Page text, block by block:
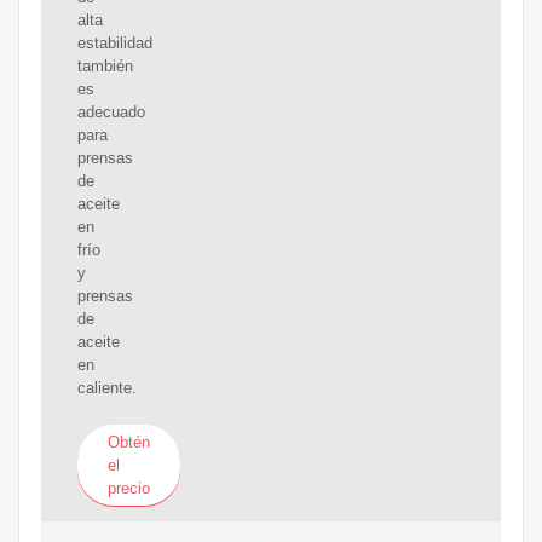
alta
estabilidad
también
es
adecuado
para
prensas
de
aceite
en
frío
y
prensas
de
aceite
en
caliente.
Obtén
el
precio